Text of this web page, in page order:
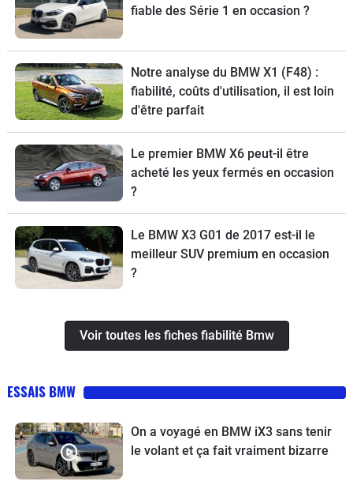
fiable des Série 1 en occasion ?
Notre analyse du BMW X1 (F48) :
fiabilité, coûts d'utilisation, il est loin
d'être parfait
Le premier BMW X6 peut-il être
acheté les yeux fermés en occasion
?
Le BMW X3 G01 de 2017 est-il le
meilleur SUV premium en occasion
?
Voir toutes les fiches fiabilité Bmw
ESSAIS BMW
On a voyagé en BMW iX3 sans tenir
le volant et ça fait vraiment bizarre